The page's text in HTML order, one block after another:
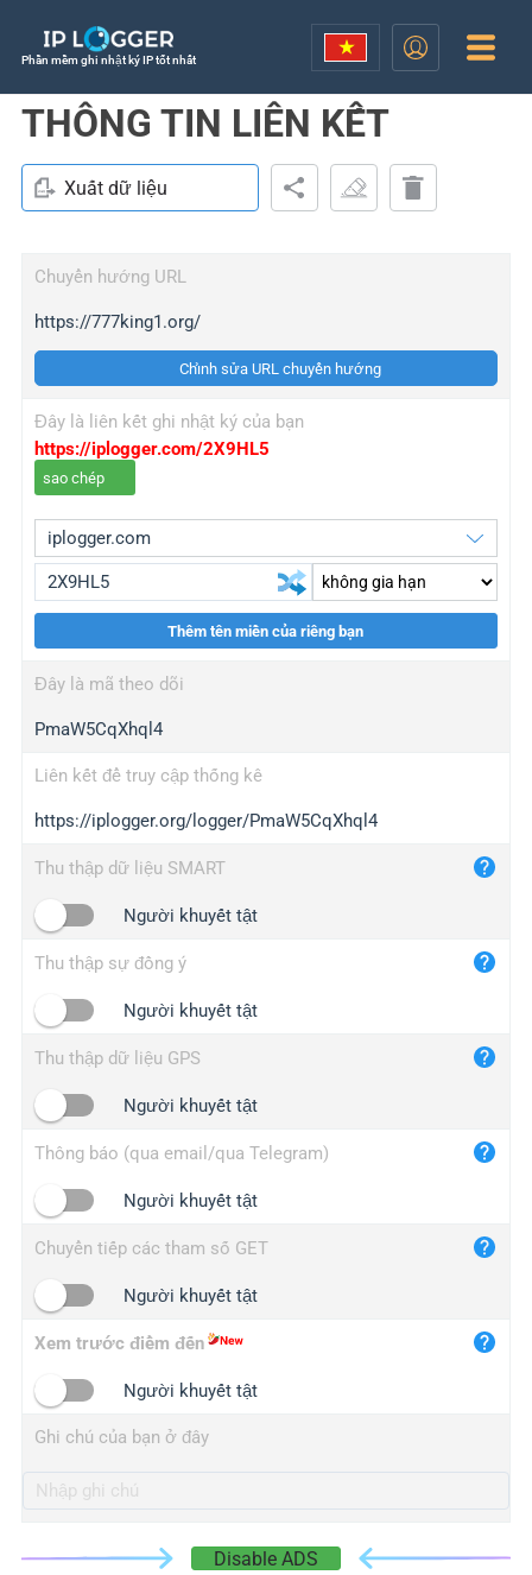
Phần mềm ghi nhật ký IP tốt nhất
THÔNG TIN LIÊN KẾT
Xuất dữ liệu
Chuyển hướng URL
https://777king1.org/
Chỉnh sửa URL chuyển hướng
Đây là liên kết ghi nhật ký của bạn
https://iplogger.com/2X9HL5
sao chép
wl.gl
ed.tc
bc.ax
iplogger.com
maper.info
2no.co
yip.su
iplogger.info
Thêm tên miền của riêng bạn
Đây là mã theo dõi
PmaW5CqXhql4
Liên kết để truy cập thống kê
https://iplogger.org/logger/PmaW5CqXhql4
Thu thập dữ liệu SMART
Người khuyết tật
Thu thập sự đồng ý
Người khuyết tật
Thu thập dữ liệu GPS
Người khuyết tật
Thông báo (qua email/qua Telegram)
Người khuyết tật
Chuyển tiếp các tham số GET
Người khuyết tật
Xem trước điểm đến
Người khuyết tật
Ghi chú của bạn ở đây
Disable ADS